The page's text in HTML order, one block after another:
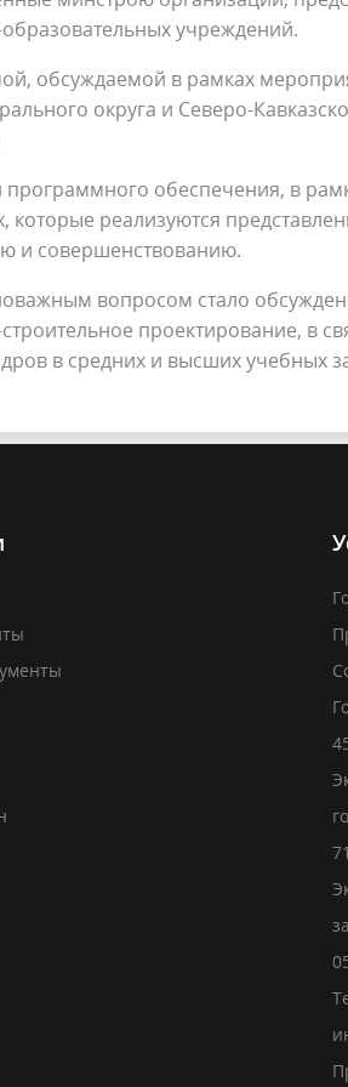
учреждений.
обсуждаемой в рамках
округа и Северо-
обеспечения, в
которые реализуются
и совершенствованию.
вопросом стало
проектирование, в
в средних и высших учебных